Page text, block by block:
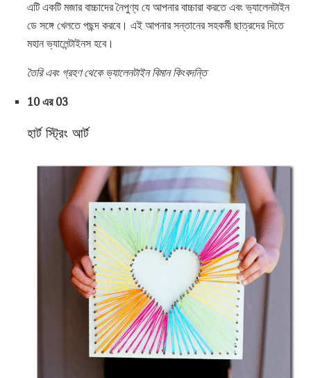
এটি একটি মজার বাচ্চাদের নৈপুণ্য যে আপনার বাচ্চারা করতে এবং ভ্যালেনটাইন
ডে সঙ্গে খেলতে পছন্দ করবে। এই আপনার সন্তানের সহকর্মী ছাত্রদের দিতে
মহান ভ্যালেন্টাইনস হবে।
তৈরি এবং গ্রহণ থেকে ভ্যালেনটাইন বিমান কিংবদন্তি
10 এর 03
হার্ট স্ট্রিং আর্ট